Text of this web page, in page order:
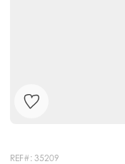
REF#: 35209